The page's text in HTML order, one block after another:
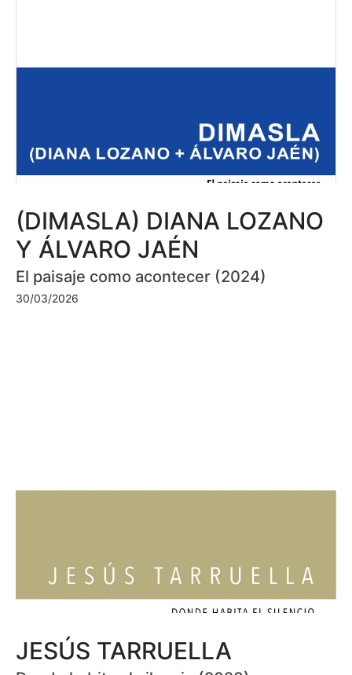
(DIMASLA) DIANA LOZANO
Y ÁLVARO JAÉN
El paisaje como acontecer (2024)
30/03/2026
JESÚS TARRUELLA